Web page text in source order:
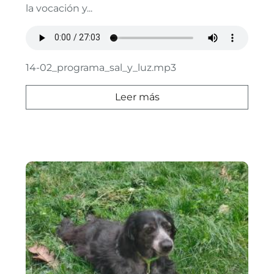
la vocación y...
Leer más
14-02_programa_sal_y_luz.mp3